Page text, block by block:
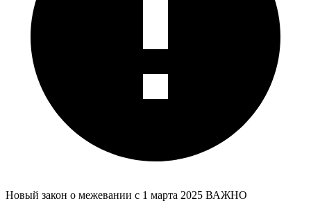
Новый закон о межевании с 1 марта 2025 ВАЖНО